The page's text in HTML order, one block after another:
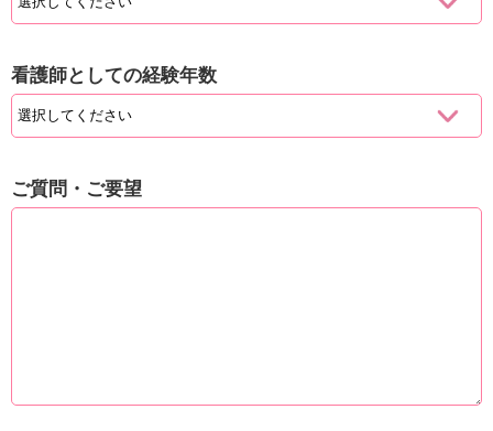
看護師としての経験年数
ご質問・ご要望